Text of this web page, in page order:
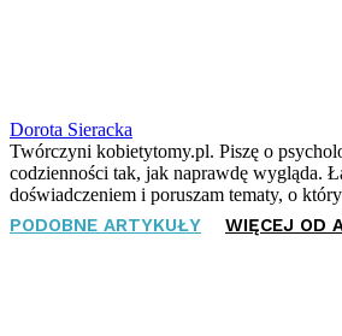
Dorota Sieracka
Twórczyni kobietytomy.pl. Piszę o
codzienności tak, jak naprawdę wygląda.
doświadczeniem i poruszam tematy, o
PODOBNE ARTYKUŁY WIĘCEJ OD